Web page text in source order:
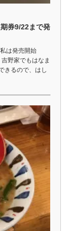
券9/22まで発
は発売開始
野家でもはなま
きるので、はし